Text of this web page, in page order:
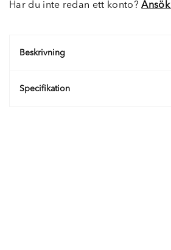
Har du inte redan ett konto?
Beskrivning
Specifikation